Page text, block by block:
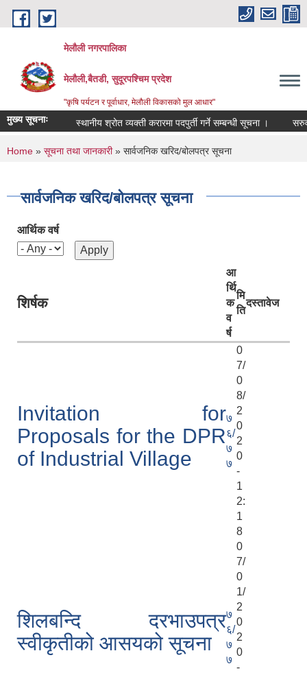
Skip to main content
मेलौली नगरपालिका
मेलौली,बैतडी, सुदूरपश्‍चिम प्रदेश
"कृषि पर्यटन र पूर्वाधार, मेलौली विकासको मुल आधार"
मुख्य सूचनाः स्थानीय श्रोत व्यक्ती करारमा पदपुर्ती गर्ने सम्बन्धी सूचना । सरुवा
You are here
Home » सूचना तथा जानकारी» सार्वजनिक खरिद/बोलपत्र सूचना
सार्वजनिक खरिद/बोलपत्र सूचना
आर्थिक वर्ष
शिर्षक
आ
र्थि
क
व
र्ष
मि
ति
दस्तावेज
Invitation for
Proposals for the DPR
of Industrial Village
७
६/
७
७
0
7/
0
8/
2
0
2
0
-
1
2:
1
8
शिलबन्दि दरभाउपत्र
स्वीकृतीको आसयको सूचना
७
६/
७
७
0
7/
0
1/
2
0
2
0
-